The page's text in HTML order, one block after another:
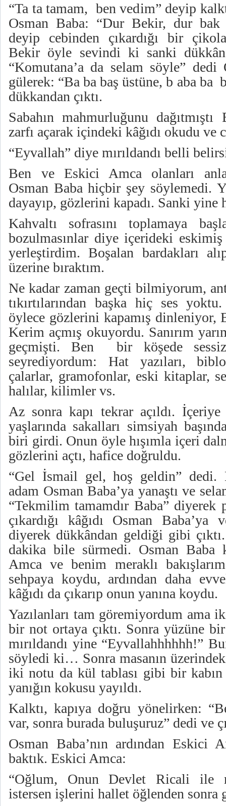
“Ta ta tamam, ben vedim” deyip
Osman Baba: “Dur Bekir, dur bak
deyip cebinden çıkardığı bir
Bekir öyle sevindi ki sanki dükkân
“Komutana’a da selam söyle”
gülerek: “Ba ba baş üstüne, b aba ba
dükkandan çıktı.
Sabahın mahmurluğunu
zarfı açarak içindeki kâğıdı okudu ve
“Eyvallah” diye mırıldandı belli
Ben ve Eskici Amca olanları
Osman Baba hiçbir şey söylemedi.
dayayıp, gözlerini kapadı. Sanki yine
Kahvaltı sofrasını toplamaya
bozulmasınlar diye içerideki eskimiş
yerleştirdim. Boşalan bardakları
üzerine bıraktım.
Ne kadar zaman geçti bilmiyorum,
tıkırtılarından başka hiç ses
öylece gözlerini kapamış dinleniyor,
Kerim açmış okuyordu. Sanırım
geçmişti. Ben bir köşede
seyrediyordum: Hat yazıları,
çalarlar, gramofonlar, eski kitaplar,
halılar, kilimler vs.
Az sonra kapı tekrar açıldı.
yaşlarında sakalları simsiyah
biri girdi. Onun öyle hışımla içeri
gözlerini açtı, hafice doğruldu.
“Gel İsmail gel, hoş geldin” dedi.
adam Osman Baba’ya yanaştı ve
“Tekmilim tamamdır Baba” diyerek
çıkardığı kâğıdı Osman
diyerek dükkândan geldiği gibi
dakika bile sürmedi. Osman Baba
Amca ve benim meraklı
sehpaya koydu, ardından daha
kâğıdı da çıkarıp onun yanına koydu.
Yazılanları tam göremiyordum ama
bir not ortaya çıktı. Sonra yüzüne
mırıldandı yine “Eyvallahhhhhh!”
söyledi ki… Sonra masanın
iki notu da kül tablası gibi bir kabın
yanığın kokusu yayıldı.
Kalktı, kapıya doğru yönelirken:
var, sonra burada buluşuruz” dedi ve
Osman Baba’nın ardından Eskici
baktık. Eskici Amca:
“Oğlum, Onun Devlet Ricali ile
istersen işlerini hallet öğlenden sonra